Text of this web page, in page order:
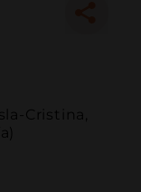
Cristina,